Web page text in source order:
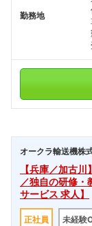
勤務地
オークラ輸送機株
【兵庫／加古
／独自の研修
サービス 求人】
正社員 未経験